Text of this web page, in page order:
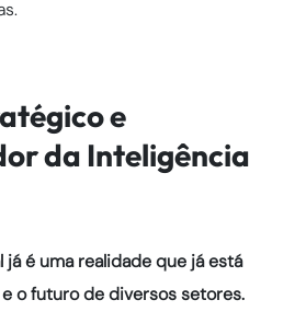
e
da Inteligência
é uma realidade que já está
o futuro de diversos setores.